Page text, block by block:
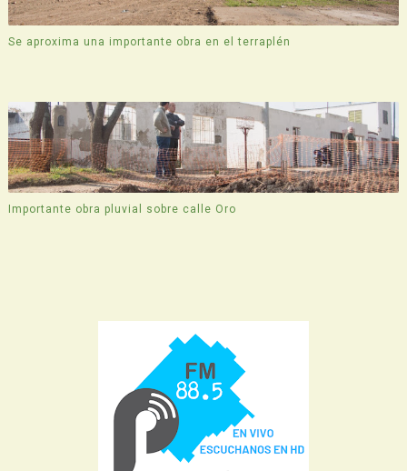
Se aproxima una importante obra en el terraplén
Importante obra pluvial sobre calle Oro